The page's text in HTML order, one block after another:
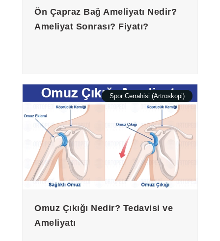
Ön Çapraz Bağ Ameliyatı Nedir?
Ameliyat Sonrası? Fiyatı?
Spor Cerrahisi (Artroskopi)
Omuz Çıkığı Nedir? Tedavisi ve
Ameliyatı